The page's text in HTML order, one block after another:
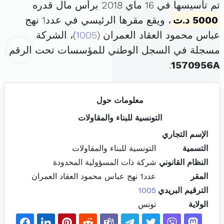
تم تأسيسها في 16 ماي 2018 برأس مال قدره
5000 د.ت
، ويقع مقرها الرئيسي في عدد1 نهج
عباس محمود العقاد العمران (1005)، الشركة
مسجلة في السجل الوطني للمؤسسات تحت الرقم
1570956A
.
معلومات حول
التونسية للبناء والمقاولات
الإسم التجاري
التسمية
التونسية للبناء والمقاولات
النظام القانوني شركة ذات المسؤولية المحدودة
المقر
عدد1 نهج عباس محمود العقاد العمران
الترقيم البريدي 1005
الولاية
تونس